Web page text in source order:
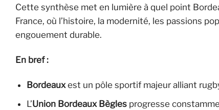
Cette synthèse met en lumière à quel point
France, où l’histoire, la modernité, les passions
engouement durable.
En bref :
Bordeauxest un pôle sportif majeur alliant
L’Union Bordeaux Bègles progresse